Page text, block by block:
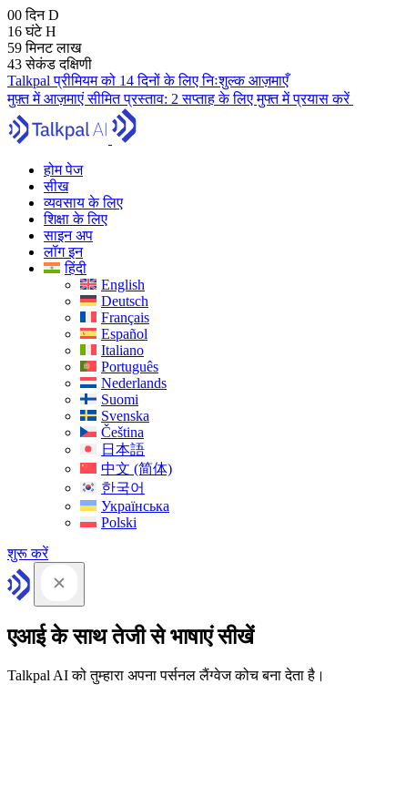
00 दिनD
16 घंटेH
59 मिनटलाख
42 सेकंडदक्षिणी
Talkpal प्रीमियम को 14 दिनों के लिए निःशुल्क आज़माएँ
मुफ़्त में आज़माएंसीमित प्रस्ताव: 2 सप्ताह के लिए मुफ्त में प्रयास करें
होम पेज
सीख
व्यवसाय के लिए
शिक्षा के लिए
साइन अप
लॉग इन
हिंदी
English
Deutsch
Français
Español
Italiano
Português
Nederlands
Suomi
Svenska
Čeština
日本語
中文 (简体)
한국어
Українська
Polski
शुरू करें
एआई के साथ तेजी से भाषाएं सीखें
Talkpal AI को तुम्हारा अपना पर्सनल लैंग्वेज कोच बना देता है।